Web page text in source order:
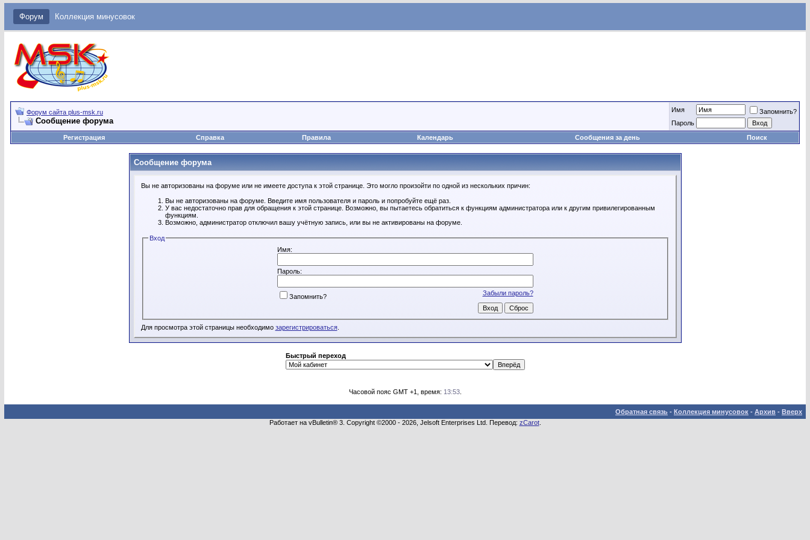
Форум Коллекция минусовок
Форум сайта plus-msk.ru
Сообщение форума
Имя
Запомнить?
Пароль
Регистрация
Справка Правила Календарь Сообщения за день Поиск
Сообщение форума
Вы не авторизованы на форуме или не имеете доступа к этой странице. Это могло произойти по одной из нескольких причин:
Вы не авторизованы на форуме. Введите имя пользователя и пароль и попробуйте ещё раз.
У вас недостаточно прав для обращения к этой странице. Возможно, вы пытаетесь обратиться к функциям администратора или к другим привилегированным
функциям.
Возможно, администратор отключил вашу учётную запись, или вы не активированы на форуме.
Вход
Имя:
Пароль:
Забыли пароль?
Запомнить?
Для просмотра этой страницы необходимо зарегистрироваться.
Быстрый переход
Часовой пояс GMT +1, время: 13:53.
Обратная связь - Коллекция минусовок - Архив - Вверх
Работает на vBulletin® 3. Copyright ©2000 - 2026, Jelsoft Enterprises Ltd. Перевод: zCarot.